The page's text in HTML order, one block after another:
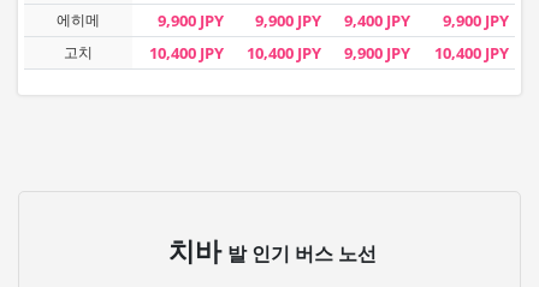
에히메 9,900 JPY 9,900 JPY 9,400 JPY 9,900 JPY
고치 10,400 JPY 10,400 JPY 9,900 JPY 10,400 JPY
치바 발 인기 버스 노선